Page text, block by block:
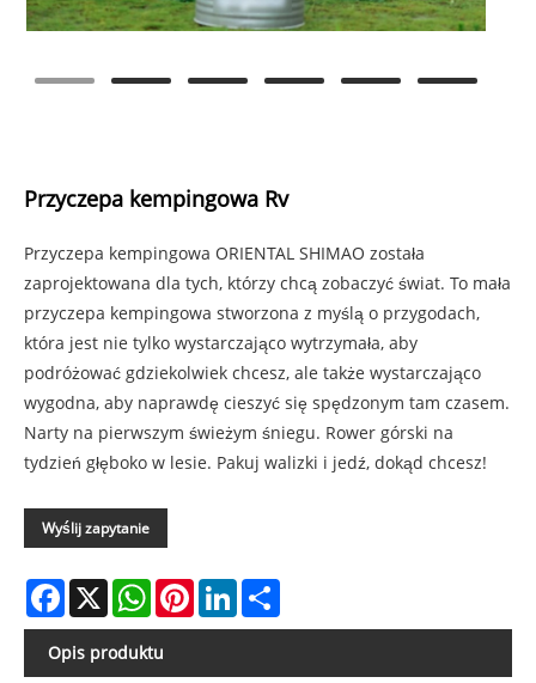
Przyczepa kempingowa Rv
Przyczepa kempingowa ORIENTAL SHIMAO została
zaprojektowana dla tych, którzy chcą zobaczyć świat. To mała
przyczepa kempingowa stworzona z myślą o przygodach,
która jest nie tylko wystarczająco wytrzymała, aby
podróżować gdziekolwiek chcesz, ale także wystarczająco
wygodna, aby naprawdę cieszyć się spędzonym tam czasem.
Narty na pierwszym świeżym śniegu. Rower górski na
tydzień głęboko w lesie. Pakuj walizki i jedź, dokąd chcesz!
Wyślij zapytanie
Facebook
X WhatsAppPinterestLinkedIn
Opis produktu